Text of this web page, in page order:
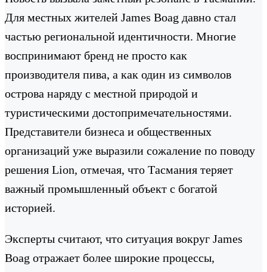
Для местных жителей James Boag давно стал
частью региональной идентичности. Многие
воспринимают бренд не просто как
производителя пива, а как один из символов
острова наряду с местной природой и
туристическими достопримечательностями.
Представители бизнеса и общественных
организаций уже выразили сожаление по поводу
решения Lion, отмечая, что Тасмания теряет
важный промышленный объект с богатой
историей.
Эксперты считают, что ситуация вокруг James
Boag отражает более широкие процессы,